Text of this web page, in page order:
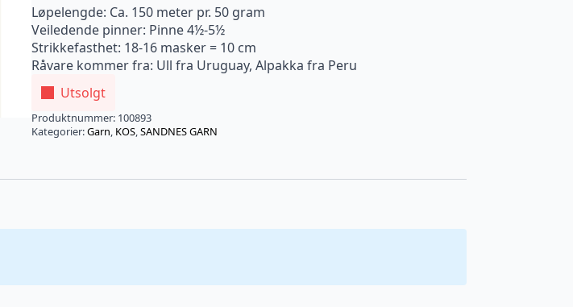
Løpelengde: Ca. 150 meter pr. 50 gram
Veiledende pinner: Pinne 4½-5½
Strikkefasthet: 18-16 masker = 10 cm
Råvare kommer fra: Ull fra Uruguay, Alpakka fra Peru
Utsolgt
Produktnummer: 100893
Kategorier:Garn, KOS,SANDNES GARN